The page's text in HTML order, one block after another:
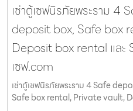
เช่าตู้เซฟนิรภัยพระราม 4
deposit box, Safe box
Deposit box rental แล
เซฟ.com
เช่าตู้เซฟนิรภัยพระราม 4 Safe
Safe box rental, Private vault,